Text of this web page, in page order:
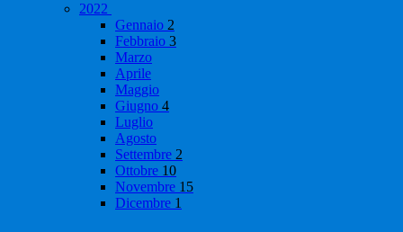
2022
Gennaio 2
Febbraio 3
Marzo
Aprile
Maggio
Giugno 4
Luglio
Agosto
Settembre 2
Ottobre 10
Novembre 15
Dicembre 1